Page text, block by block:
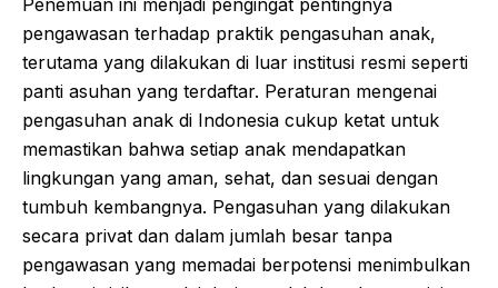
Penemuan ini menjadi pengingat pentingnya
pengawasan terhadap praktik pengasuhan anak,
terutama yang dilakukan di luar institusi resmi seperti
panti asuhan yang terdaftar. Peraturan mengenai
pengasuhan anak di Indonesia cukup ketat untuk
memastikan bahwa setiap anak mendapatkan
lingkungan yang aman, sehat, dan sesuai dengan
tumbuh kembangnya. Pengasuhan yang dilakukan
secara privat dan dalam jumlah besar tanpa
pengawasan yang memadai berpotensi menimbulkan